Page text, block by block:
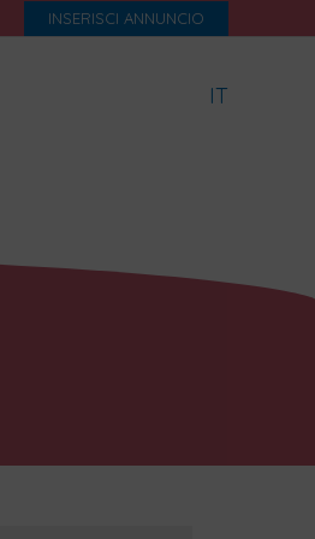
INSERISCI ANNUNCIO
IT